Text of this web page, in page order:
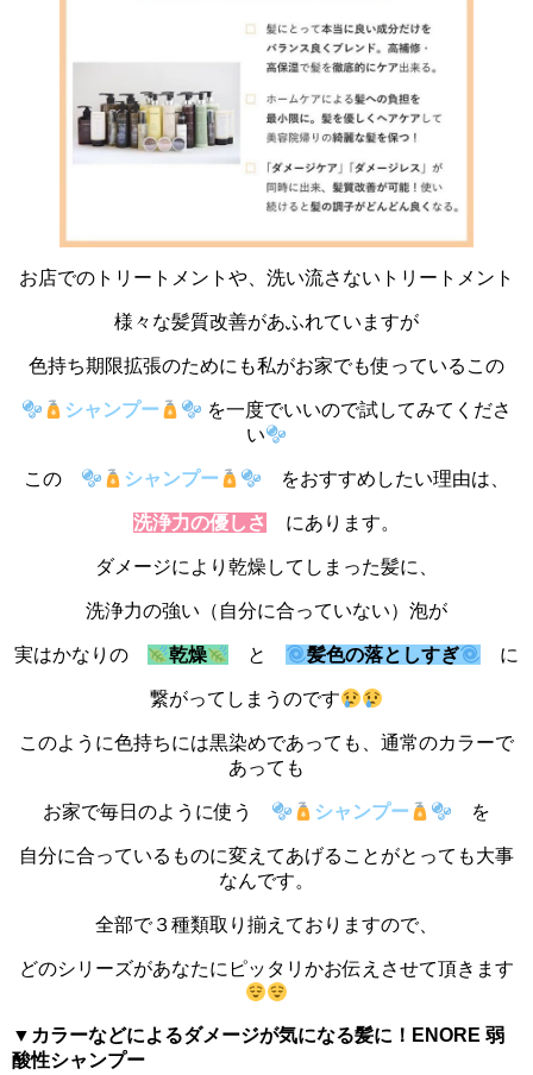
お店でのトリートメントや、洗い流さないトリートメント
様々な髪質改善があふれていますが
色持ち期限拡張のためにも私がお家でも使っているこの
シャンプー
を一度でいいので試してみてくださ
い
この シャンプー をおすすめしたい理由は、
洗浄力の優しさ にあります。
ダメージにより乾燥してしまった髪に、
洗浄力の強い（自分に合っていない）泡が
実はかなりの 乾燥 と 髪色の落としすぎ に
繋がってしまうのです
このように色持ちには黒染めであっても、通常のカラーで
あっても
お家で毎日のように使う シャンプー を
自分に合っているものに変えてあげることがとっても大事
なんです。
全部で３種類取り揃えておりますので、
どのシリーズがあなたにピッタリかお伝えさせて頂きます
▼カラーなどによるダメージが気になる髪に！ENORE 弱
酸性シャンプー